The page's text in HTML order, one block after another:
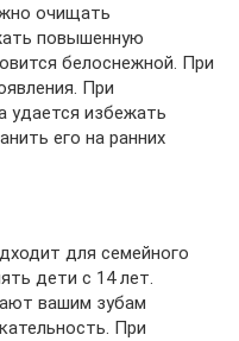
очищать
повышенную
белоснежной. При
При
удается избежать
его на ранних
для семейного
дети с 14 лет.
вашим зубам
При